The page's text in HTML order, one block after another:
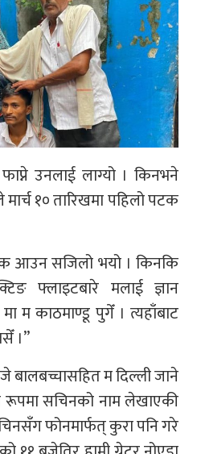
उनलाई लाग्यो । किनभने
१० तारिखमा पहिलो पटक
आउन सजिलो भयो । किनकि
फ्लाइटबारे मलाई ज्ञान
म काठमाण्डू पुगेँ । त्यहाँबाट
।”
बालबच्चासहित म दिल्ली जाने
रूपमा सचिनको नाम लेखाएकी
फोनमार्फत् कुरा पनि गरे